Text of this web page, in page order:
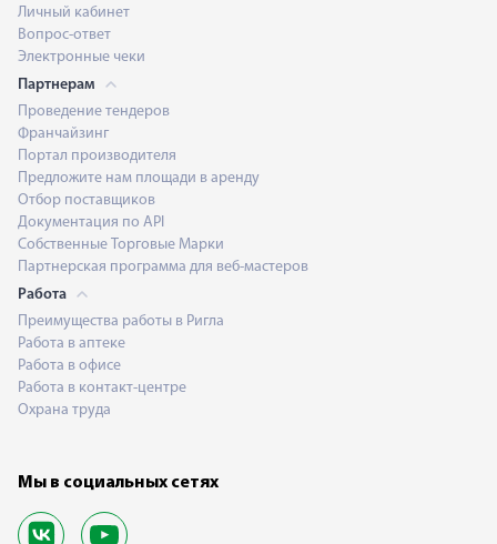
Личный кабинет
Вопрос-ответ
Электронные чеки
Партнерам
Проведение тендеров
Франчайзинг
Портал производителя
Предложите нам площади в аренду
Отбор поставщиков
Документация по API
Собственные Торговые Марки
Партнерская программа для веб-мастеров
Работа
Преимущества работы в Ригла
Работа в аптеке
Работа в офисе
Работа в контакт-центре
Охрана труда
Мы в социальных сетях